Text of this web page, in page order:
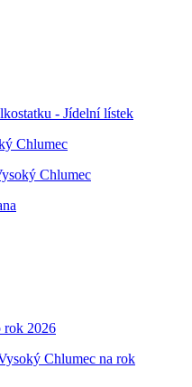
- Jídelní lístek
Chlumec
Chlumec
rok 2026
Chlumec na rok